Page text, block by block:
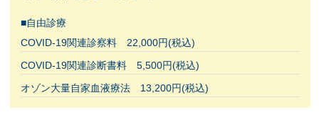
■自由診療
COVID-19関連診察料 22,000円(税込)
COVID-19関連診断書料 5,500円(税込)
オゾン大量自家血液療法 13,200円(税込)